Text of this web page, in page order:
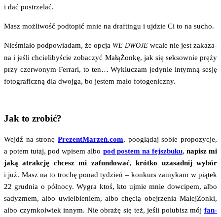
i dać postrzelać.
Masz moż­li­wość pod­to­pić mnie na dra­ftin­gu i ujdzie Ci to na sucho.
Nie­śmia­ło pod­po­wia­dam, że opcja WE DWOJE wca­le nie jest zaka­za­
na i jeśli chcie­li­by­ście zoba­czyć Małą­Żon­kę, jak się sek­sow­nie prę­ży
przy czer­wo­nym Fer­ra­ri, to ten… Wyklu­czam jedy­nie intym­ną sesję
foto­gra­ficz­ną dla dwoj­ga, bo jestem mało fotogeniczny.
Jak to zrobić?
Wejdź na stro­nę PrezentMarzeń.com, pooglą­daj sobie pro­po­zy­cje,
a potem tutaj, pod wpi­sem albo pod postem na fej­szbu­ku, napisz mi
jaką atrak­cję chcesz mi zafun­do­wać, krót­ko uza­sad­nij wybór
i już. Masz na to tro­chę ponad tydzień – kon­kurs zamy­kam w pią­tek
22 grud­nia o pół­no­cy. Wygra ktoś, kto ujmie mnie dow­ci­pem, albo
sady­zmem, albo uwiel­bie­niem, albo chę­cią obej­rze­nia Małej­Żon­ki,
albo czym­kol­wiek innym. Nie obra­żę się też, jeśli polu­bisz mój fan­